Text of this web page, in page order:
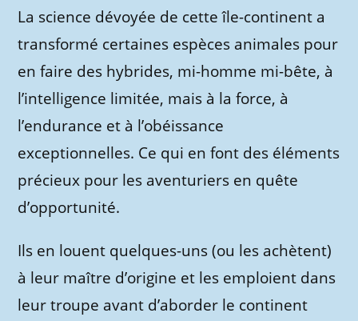
La science dévoyée de cette île-continent a
transformé certaines espèces animales pour
en faire des hybrides, mi-homme mi-bête, à
l’intelligence limitée, mais à la force, à
l’endurance et à l’obéissance
exceptionnelles. Ce qui en font des éléments
précieux pour les aventuriers en quête
d’opportunité.
Ils en louent quelques-uns (ou les achètent)
à leur maître d’origine et les emploient dans
leur troupe avant d’aborder le continent